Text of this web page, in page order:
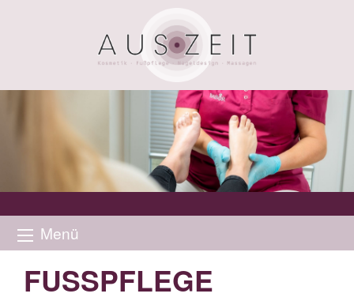
Menü
FUSSPFLEGE